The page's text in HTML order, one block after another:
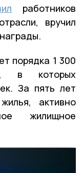
работников
вручил
порядка 1 300
в которых
За пять лет
активно
жилищное